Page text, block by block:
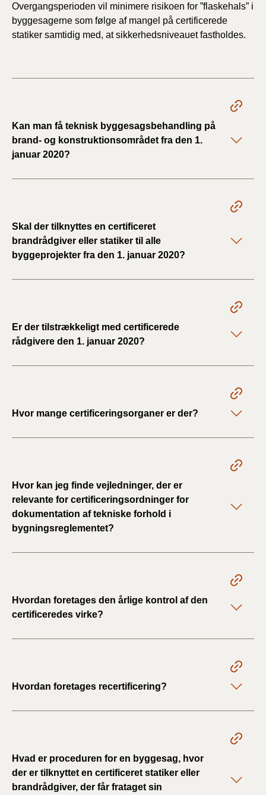
Overgangsperioden vil minimere risikoen for ”flaskehals” i
byggesagerne som følge af mangel på certificerede
statiker samtidig med, at sikkerhedsniveauet fastholdes.
Kan man få teknisk byggesagsbehandling på
brand- og konstruktionsområdet fra den 1.
januar 2020?
Skal der tilknyttes en certificeret
brandrådgiver eller statiker til alle
byggeprojekter fra den 1. januar 2020?
Er der tilstrækkeligt med certificerede
rådgivere den 1. januar 2020?
Hvor mange certificeringsorganer er der?
Hvor kan jeg finde vejledninger, der er
relevante for certificeringsordninger for
dokumentation af tekniske forhold i
bygningsreglementet?
Hvordan foretages den årlige kontrol af den
certificeredes virke?
Hvordan foretages recertificering?
Hvad er proceduren for en byggesag, hvor
der er tilknyttet en certificeret statiker eller
brandrådgiver, der får frataget sin